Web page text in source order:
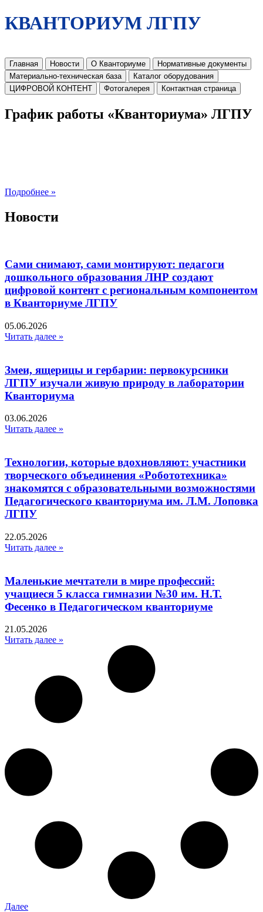
КВАНТОРИУМ ЛГПУ
Главная Новости О Кванториуме
Нормативные документы
Материально-техническая база
Каталог оборудования
ЦИФРОВОЙ КОНТЕНТ
Фотогалерея Контактная страница
График работы «Кванториума» ЛГПУ
Подробнее »
Новости
Сами снимают, сами монтируют: педагоги
дошкольного образования ЛНР создают
цифровой контент с региональным компонентом
в Кванториуме ЛГПУ​
05.06.2026
Читать далее »
Змеи, ящерицы и гербарии: первокурсники
ЛГПУ изучали живую природу в лаборатории
Кванториума
03.06.2026
Читать далее »
Технологии, которые вдохновляют: участники
творческого объединения «Робототехника»
знакомятся с образовательными возможностями
Педагогического кванториума им. Л.М. Лоповка
ЛГПУ
22.05.2026
Читать далее »
Маленькие мечтатели в мире профессий:
учащиеся 5 класса гимназии №30 им. Н.Т.
Фесенко в Педагогическом кванториуме
21.05.2026
Читать далее »
Далее